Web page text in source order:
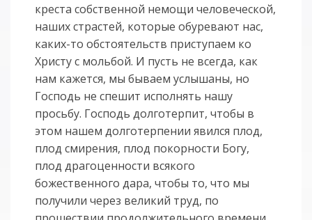
креста собственной немощи человеческой,
наших страстей, которые обуревают нас,
каких-то обстоятельств приступаем ко
Христу с мольбой. И пусть не всегда, как
нам кажется, мы бываем услышаны, но
Господь не спешит исполнять нашу
просьбу. Господь долготерпит, чтобы в
этом нашем долготерпении явился плод,
плод смирения, плод покорности Богу,
плод драгоценности всякого
божественного дара, чтобы то, что мы
получили через великий труд, по